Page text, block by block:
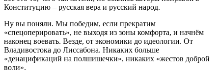
Конституцию – русская вера и русский народ.
Ну вы поняли. Мы победим, если прекратим
«спецоперировать», не выходя из зоны комфорта, и начнём
наконец воевать. Везде, от экономики до идеологии. От
Владивостока до Лиссабона. Никаких больше
«денацификаций на полшишечки», никаких «жестов доброй
воли».